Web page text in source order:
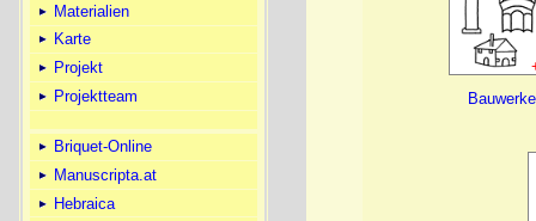
Materialien
Karte
Projekt
Projektteam
Briquet-Online
Manuscripta.at
Hebraica
Bauwerke